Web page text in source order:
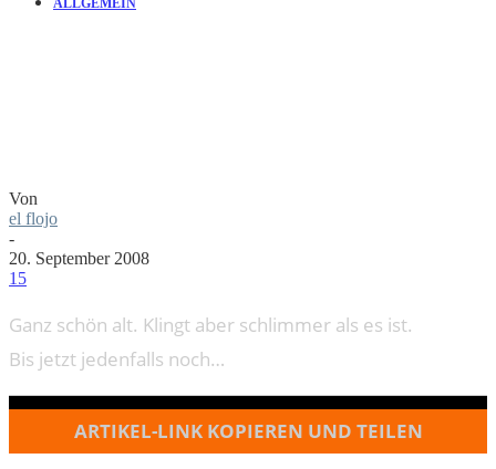
ALLGEMEIN
Von
el flojo
-
20. September 2008
15
Ganz schön alt. Klingt aber schlimmer als es ist.
Bis jetzt jedenfalls noch…
ARTIKEL-LINK KOPIEREN UND TEILEN